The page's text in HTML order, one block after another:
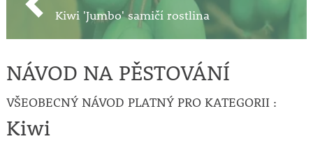
Kiwi 'Jumbo' samičí rostlina
NÁVOD NA PĚSTOVÁNÍ
VŠEOBECNÝ NÁVOD PLATNÝ PRO KATEGORII :
Kiwi